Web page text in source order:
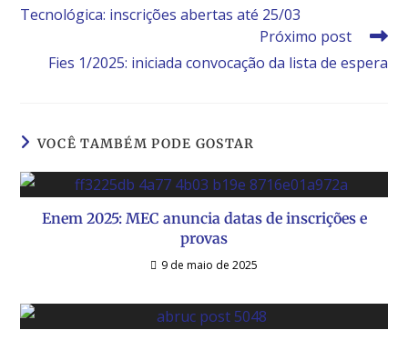
Tecnológica: inscrições abertas até 25/03
Próximo post
Fies 1/2025: iniciada convocação da lista de espera
VOCÊ TAMBÉM PODE GOSTAR
Enem 2025: MEC anuncia datas de inscrições e
provas
9 de maio de 2025